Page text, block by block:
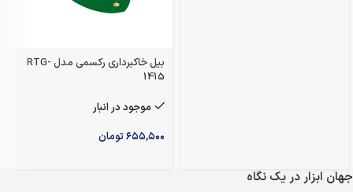
بیل خاکبرداری رکسمی مدل RTG-
1415
موجود در انبار
۶۵۵,۵۰۰تومان
جهان ابزار در یک نگاه